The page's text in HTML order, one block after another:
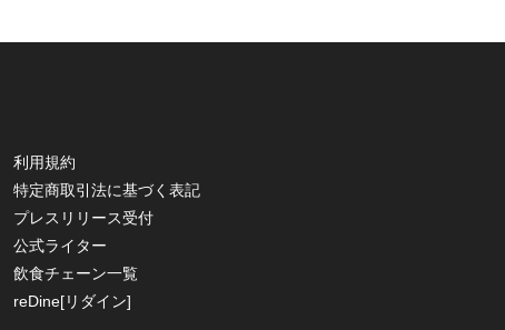
利用規約
特定商取引法に基づく表記
プレスリリース受付
公式ライター
飲食チェーン一覧
reDine[リダイン]